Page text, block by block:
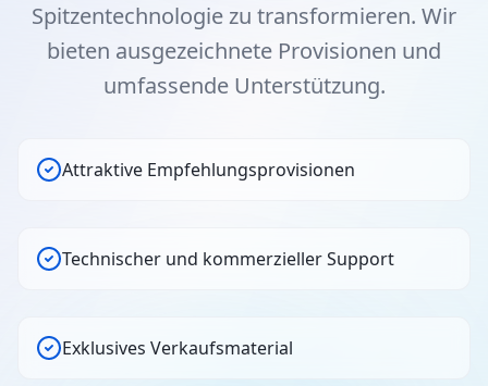
Spitzentechnologie zu transformieren. Wir
bieten ausgezeichnete Provisionen und
umfassende Unterstützung.
Attraktive Empfehlungsprovisionen
Technischer und kommerzieller Support
Exklusives Verkaufsmaterial